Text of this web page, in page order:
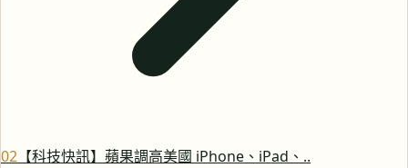
02 【科技快訊】蘋果調高美國 iPhone、iPad、..